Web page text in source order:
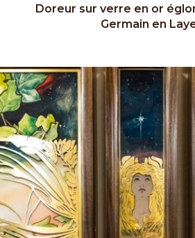
Doreur sur verre en or
Germain en